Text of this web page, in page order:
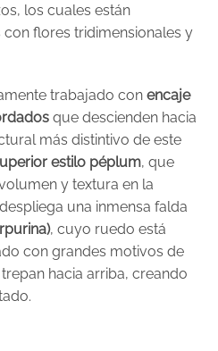
los cuales están
flores tridimensionales y
trabajado con encaje
que descienden hacia
más distintivo de este
estilo péplum, que
y textura en la
una inmensa falda
, cuyo ruedo está
con grandes motivos de
hacia arriba, creando